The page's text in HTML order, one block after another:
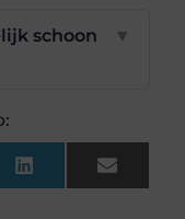
schoon
▼
LinkedInEmail